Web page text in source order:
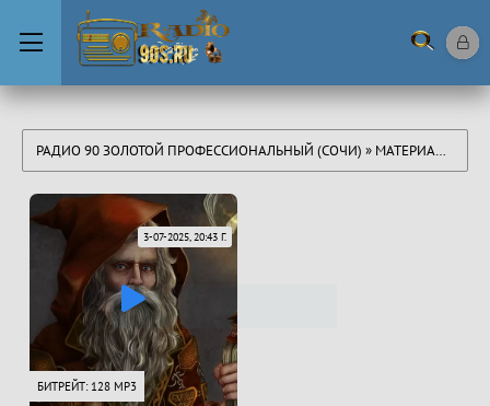
РАДИО 90 ЗОЛОТОЙ ПРОФЕССИОНАЛЬНЫЙ (СОЧИ) » МАТЕРИАЛЫ ЗА 03.07.2025
3-07-2025, 20:43 Г.
БИТРЕЙТ: 128 MP3